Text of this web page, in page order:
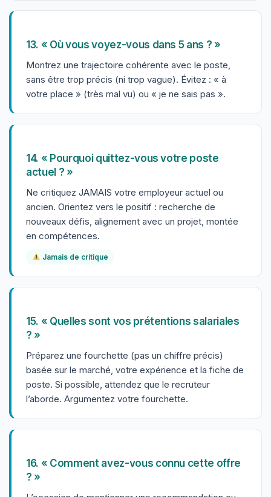
13. « Où vous voyez-vous dans 5 ans ? »
Montrez une trajectoire cohérente avec le poste,
sans être trop précis (ni trop vague). Évitez : « à
votre place » (très mal vu) ou « je ne sais pas ».
14. « Pourquoi quittez-vous votre poste
actuel ? »
Ne critiquez JAMAIS votre employeur actuel ou
ancien. Orientez vers le positif : recherche de
nouveaux défis, alignement avec un projet, montée
en compétences.
Jamais de critique
15. « Quelles sont vos prétentions salariales
? »
Préparez une fourchette (pas un chiffre précis)
basée sur le marché, votre expérience et la fiche de
poste. Si possible, attendez que le recruteur
l’aborde. Argumentez votre fourchette.
16. « Comment avez-vous connu cette offre
? »